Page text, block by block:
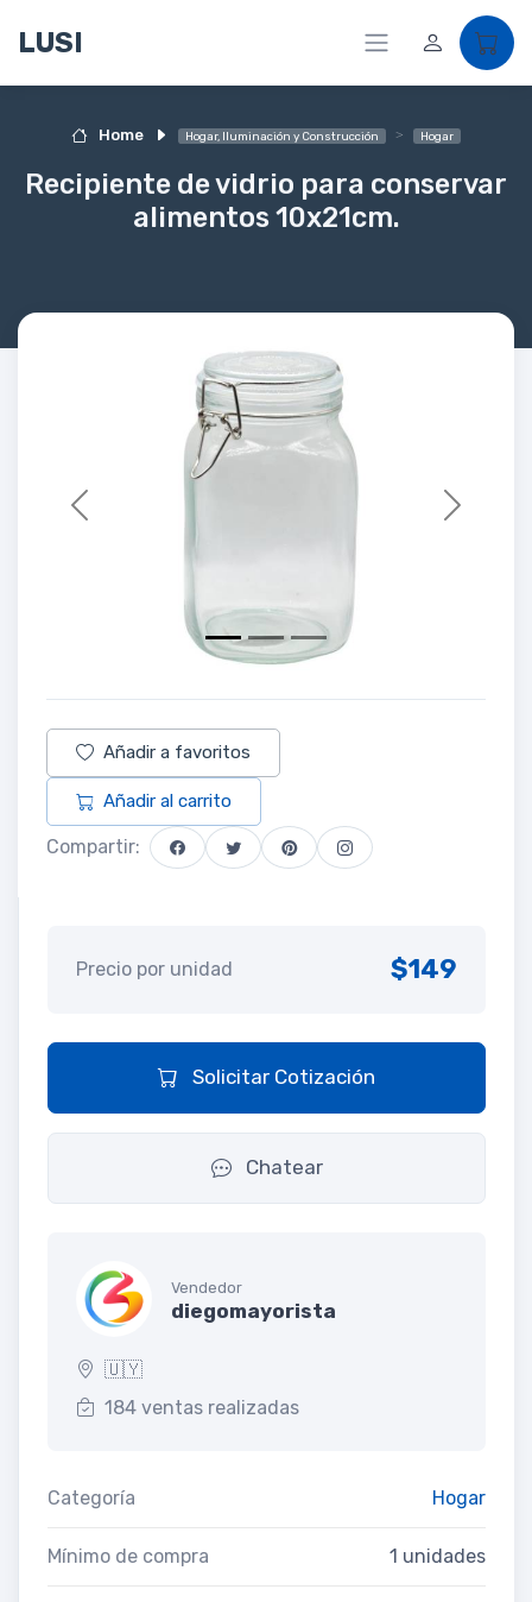
LUSI
Home Hogar, Iluminación y Construcción Hogar
Recipiente de vidrio para conservar
alimentos 10x21cm.
Previous Next
Añadir a favoritos
Añadir al carrito
Compartir:
Precio por unidad $149
Solicitar Cotización
Chatear
Vendedor
diegomayorista
🇺🇾
184 ventas realizadas
Categoría Hogar
Mínimo de compra 1 unidades